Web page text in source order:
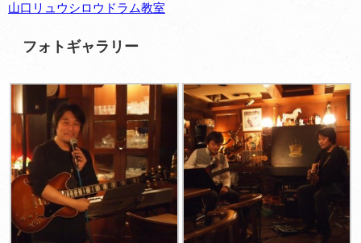
山口リュウシロウドラム教室
フォトギャラリー